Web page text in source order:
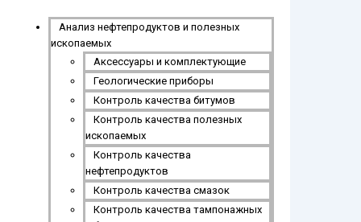
Анализ нефтепродуктов и полезных
ископаемых
Аксессуары и комплектующие
Геологические приборы
Контроль качества битумов
Контроль качества полезных
ископаемых
Контроль качества
нефтепродуктов
Контроль качества смазок
Контроль качества тампонажных